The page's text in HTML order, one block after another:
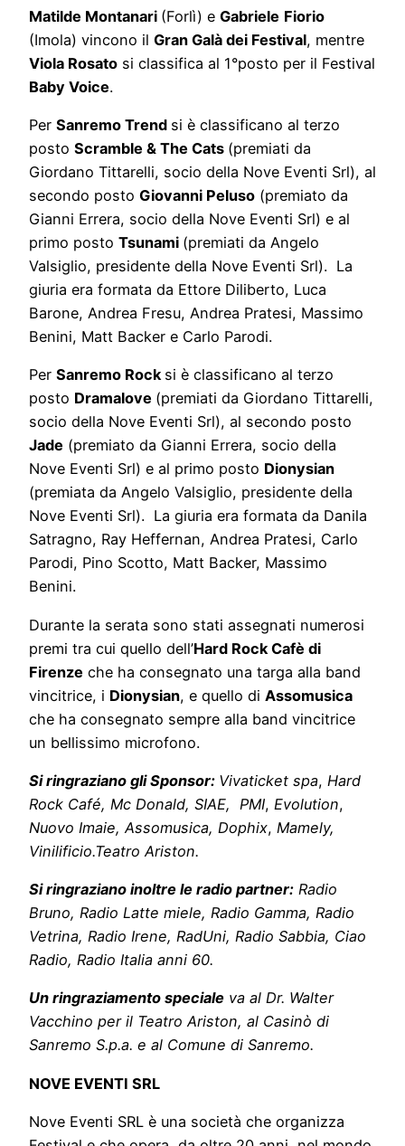
Matilde Montanari (Forlì) e Gabriele Fiorio
(Imola) vincono il Gran Galà dei Festival, mentre
Viola Rosato si classifica al 1°posto per il Festival
Baby Voice.
Per Sanremo Trend si è classificano al terzo
posto Scramble & The Cats (premiati da
Giordano Tittarelli, socio della Nove Eventi Srl), al
secondo posto Giovanni Peluso (premiato da
Gianni Errera, socio della Nove Eventi Srl) e al
primo posto Tsunami (premiati da Angelo
Valsiglio, presidente della Nove Eventi Srl). La
giuria era formata da Ettore Diliberto, Luca
Barone, Andrea Fresu, Andrea Pratesi, Massimo
Benini, Matt Backer e Carlo Parodi.
Per Sanremo Rock si è classificano al terzo
posto Dramalove (premiati da Giordano Tittarelli,
socio della Nove Eventi Srl), al secondo posto
Jade (premiato da Gianni Errera, socio della
Nove Eventi Srl) e al primo posto Dionysian
(premiata da Angelo Valsiglio, presidente della
Nove Eventi Srl). La giuria era formata da Danila
Satragno, Ray Heffernan, Andrea Pratesi, Carlo
Parodi, Pino Scotto, Matt Backer, Massimo
Benini.
Durante la serata sono stati assegnati numerosi
premi tra cui quello dell’Hard Rock Cafè di
Firenze che ha consegnato una targa alla band
vincitrice, i Dionysian, e quello di Assomusica
che ha consegnato sempre alla band vincitrice
un bellissimo microfono.
Si ringraziano gli Sponsor: Vivaticket spa, Hard
Rock Café, Mc Donald, SIAE, PMI, Evolution,
Nuovo Imaie, Assomusica, Dophix, Mamely,
Vinilificio.Teatro Ariston.
Si ringraziano inoltre le radio partner: Radio
Bruno, Radio Latte miele, Radio Gamma, Radio
Vetrina, Radio Irene, RadUni, Radio Sabbia, Ciao
Radio, Radio Italia anni 60.
Un ringraziamento speciale va al Dr. Walter
Vacchino per il Teatro Ariston, al Casinò di
Sanremo S.p.a. e al Comune di Sanremo.
NOVE EVENTI SRL
Nove Eventi SRL è una società che organizza